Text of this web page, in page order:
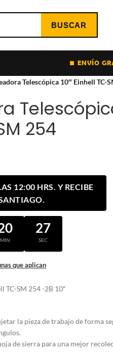
ENVÍO
Telescópica 10″ Einhell TC-
254
12:00 HRS. Y RECIBE
MIN
26
SEC
que aplican
TC-SM 254 -2B 10″
la pieza de trabajo de forma
de sierra para una mejor